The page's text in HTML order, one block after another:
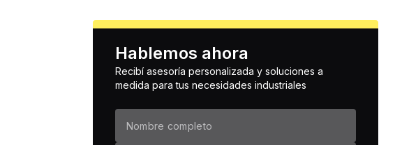
Hablemos ahora
Recibí asesoría personalizada y soluciones a
medida para tus necesidades industriales